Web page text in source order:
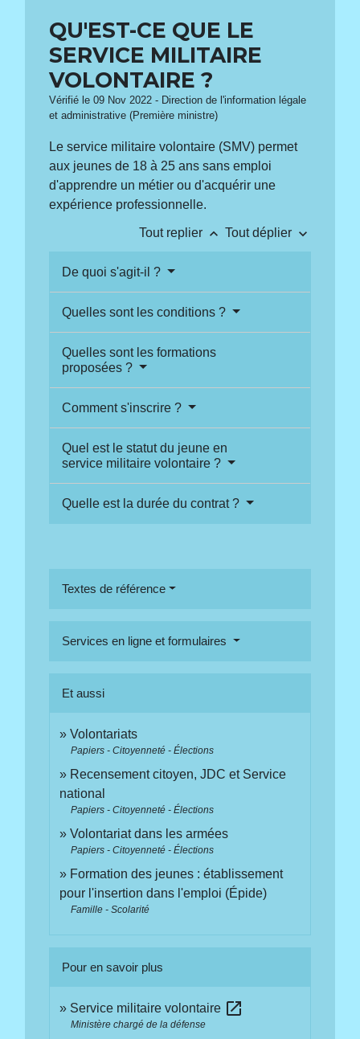
QU'EST-CE QUE LE
SERVICE MILITAIRE
VOLONTAIRE ?
Vérifié le 09 Nov 2022 - Direction de l'information légale
et administrative (Première ministre)
Le service militaire volontaire (SMV) permet
aux jeunes de 18 à 25 ans sans emploi
d'apprendre un métier ou d'acquérir une
expérience professionnelle.
Tout replier keyboard_arrow_up Tout déplier keyboard_arrow_down
De quoi s'agit-il ?
Quelles sont les conditions ?
Quelles sont les formations
proposées ?
Comment s'inscrire ?
Quel est le statut du jeune en
service militaire volontaire ?
Quelle est la durée du contrat ?
Textes de référence
Services en ligne et formulaires
Et aussi
Volontariats
Papiers - Citoyenneté - Élections
Recensement citoyen, JDC et Service
national
Papiers - Citoyenneté - Élections
Volontariat dans les armées
Papiers - Citoyenneté - Élections
Formation des jeunes : établissement
pour l'insertion dans l'emploi (Épide)
Famille - Scolarité
Pour en savoir plus
Service militaire volontaire open_in_new
Ministère chargé de la défense